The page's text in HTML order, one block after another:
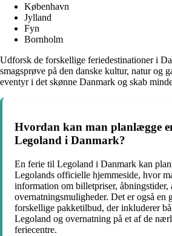
København
Jylland
Fyn
Bornholm
Udforsk de forskellige feriedestinationer i
smagsprøve på den danske kultur, natur og
eventyr i det skønne Danmark og skab
Hvordan kan man planlægge
Legoland i Danmark?
En ferie til Legoland i Danmark kan
Legolands officielle hjemmeside, hvor
information om billetpriser, åbningstider,
overnatningsmuligheder. Det er også en
forskellige pakketilbud, der inkluderer
Legoland og overnatning på et af de
feriecentre.